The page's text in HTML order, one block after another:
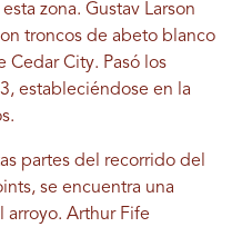
zona. Gustav Larson
troncos de abeto blanco
Cedar City. Pasó los
estableciéndose en la
partes del recorrido del
se encuentra una
arroyo. Arthur Fife